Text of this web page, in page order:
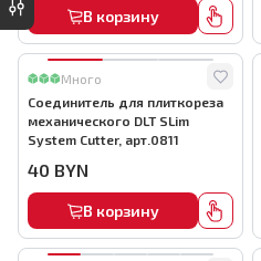
В корзину
Много
Соединитель для плиткореза
механического DLT SLim
System Cutter, арт.0811
40 BYN
В корзину